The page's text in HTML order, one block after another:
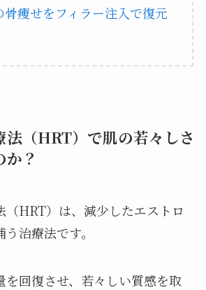
骨痩せをフィラー注入で復元
法（HRT）で肌の若々しさ
？
（HRT）は、減少したエストロ
治療法です。
を回復させ、若々しい質感を取